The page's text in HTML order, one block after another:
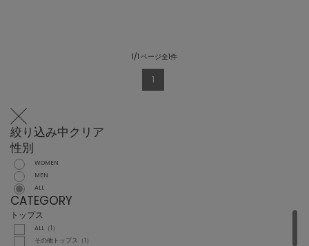
1/1 ページ全1件
1
絞り込み中クリア
性別
WOMEN
MEN
ALL
CATEGORY
トップス
ALL（1）
その他トップス（1）